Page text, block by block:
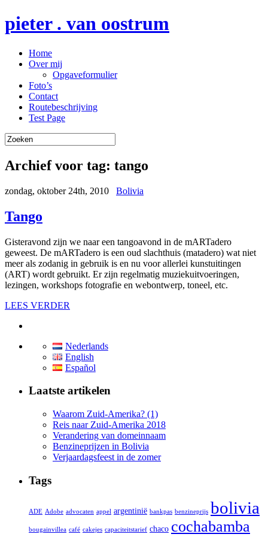
pieter . van oostrum
Home
Over mij
Opgaveformulier
Foto’s
Contact
Routebeschrijving
Test Page
Archief voor tag: tango
zondag, oktober 24th, 2010 Bolivia
Tango
Gisteravond zijn we naar een tangoavond in de mARTadero
geweest. De mARTadero is een oud slachthuis (matadero) wat niet
meer als zodanig in gebruik is en nu voor allerlei kunstuitingen
(ART) wordt gebruikt. Er zijn regelmatig muziekuitvoeringen,
lezingen, workshops fotografie en webontwerp, toneel, etc.
LEES VERDER
Nederlands
English
Español
Laatste artikelen
Waarom Zuid-Amerika? (1)
Reis naar Zuid-Amerika 2018
Verandering van domeinnaam
Benzineprijzen in Bolivia
Verjaardagsfeest in de zomer
Tags
ADE Adobe advocaten appel argentinië bankpas benzineprijs bolivia
bougainvillea café cakejes capaciteitstarief chaco cochabamba